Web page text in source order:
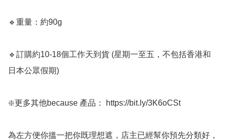
🔹重量：約90g
🔹訂購約10-18個工作天到貨 (星期一至五，不包括香港和
日本公眾假期) ﻿
❇️更多其他because 產品： https://bit.ly/3K6oCSt
為左方便你搵一把你既理想遮，店主已經幫你預先分類好，